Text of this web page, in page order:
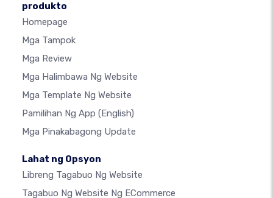
produkto
Homepage
Mga Tampok
Mga Review
Mga Halimbawa Ng Website
Mga Template Ng Website
Pamilihan Ng App (English)
Mga Pinakabagong Update
Lahat ng Opsyon
Libreng Tagabuo Ng Website
Tagabuo Ng Website Ng ECommerce